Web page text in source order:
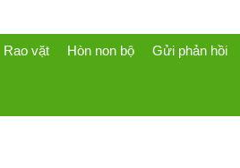
Rao vặt Hòn non bộ Gửi phản hồi